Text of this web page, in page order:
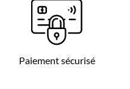
Paiement sécurisé